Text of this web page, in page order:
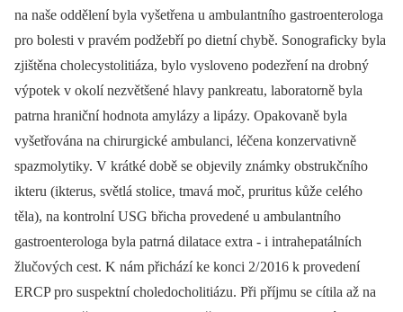
na naše oddělení byla vyšetřena u ambulantního gastroenterologa
pro bolesti v pravém podžebří po dietní chybě. Sonograficky byla
zjištěna cholecystolitiáza, bylo vysloveno podezření na drobný
výpotek v okolí nezvětšené hlavy pankreatu, laboratorně byla
patrna hraniční hodnota amylázy a lipázy. Opakovaně byla
vyšetřována na chirurgické ambulanci, léčena konzervativně
spazmolytiky. V krátké době se objevily známky obstrukčního
ikteru (ikterus, světlá stolice, tmavá moč, pruritus kůže celého
těla), na kontrolní USG břicha provedené u ambulantního
gastroenterologa byla patrná dilatace extra -⁠ i intrahepatálních
žlučových cest. K nám přichází ke konci 2/2016 k provedení
ERCP pro suspektní choledocholitiázu. Při příjmu se cítila až na